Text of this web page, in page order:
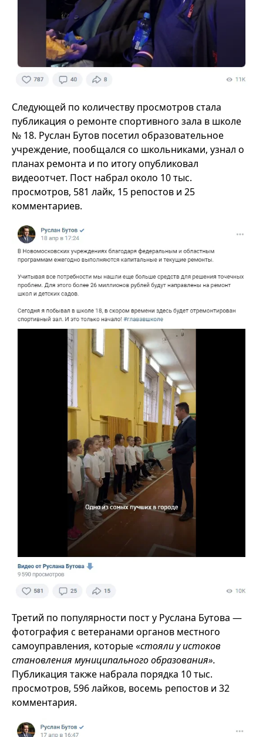
Следующей по количеству просмотров стала
публикация о ремонте спортивного зала в школе
№ 18. Руслан Бутов посетил образовательное
учреждение, пообщался со школьниками, узнал о
планах ремонта и по итогу опубликовал
видеоотчет. Пост набрал около 10 тыс.
просмотров, 581 лайк, 15 репостов и 25
комментариев.
Третий по популярности пост у Руслана Бутова —
фотография с ветеранами органов местного
самоуправления, которые «стояли у истоков
становления муниципального образования».
Публикация также набрала порядка 10 тыс.
просмотров, 596 лайков, восемь репостов и 32
комментария.